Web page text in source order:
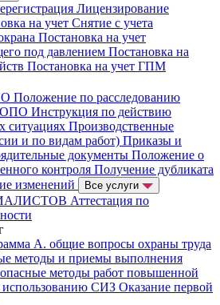
Лицензирование
на учет Снятие с учета
Постановка на учет
под давлением Постановка на
Постановка на учет ГПМ
Положение по расследованию
ОПО Инструкция по действию
ситуациях Производственные
и по видам работ) Приказы и
документы Положение о
контроля Получение дубликата
изменений Все услуги
Аттестация по
А. общие вопросы охраны труда
методы и приемы выполнения
методы работ повышенной
СИЗ Оказание первой